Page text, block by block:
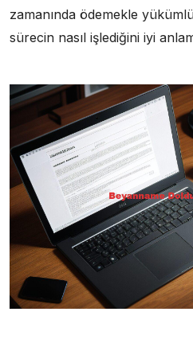
zamanında ödemekle
sürecin nasıl işlediğini iyi